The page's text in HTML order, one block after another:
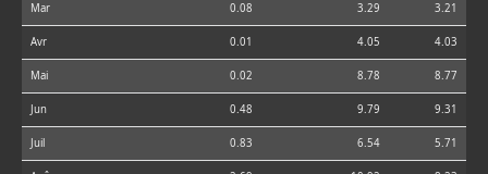
Mar 0.08 3.29 3.21
Avr 0.01 4.05 4.03
Mai 0.02 8.78 8.77
Jun 0.48 9.79 9.31
Juil 0.83 6.54 5.71